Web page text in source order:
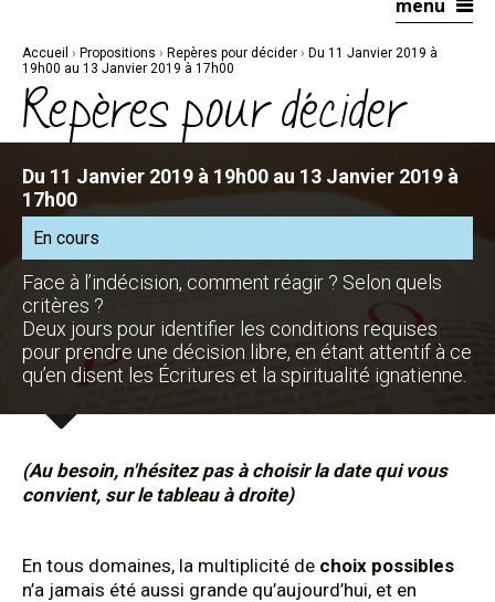
navigation
menu
Accueil › Propositions › Repères pour décider › Du 11 Janvier 2019 à
19h00 au 13 Janvier 2019 à 17h00
Repères pour décider
Du 11 Janvier 2019 à 19h00 au 13 Janvier 2019 à
17h00
En cours
Face à l’indécision, comment réagir ? Selon quels
critères ?
Deux jours pour identifier les conditions requises
pour prendre une décision libre, en étant attentif à ce
qu’en disent les Écritures et la spiritualité ignatienne.
(Au besoin, n'hésitez pas à choisir la date qui vous
convient, sur le tableau à droite)
En tous domaines, la multiplicité de choix possibles
n’a jamais été aussi grande qu’aujourd’hui, et en